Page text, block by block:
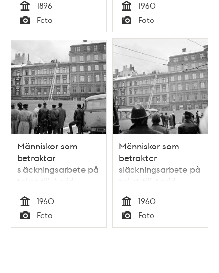
Tid
1896
Typ
Foto Tid
1960
Typ
Foto
Människor som
betraktar
släckningsarbete på
taket till Arvid
Nordquist HAB,
Biblioteksgatan 27
Tid
1960
Typ
Foto
Människor som
betraktar
släckningsarbete på
taket till Arvid
Nordquist HAB,
Biblioteksgatan 27
Tid
1960
Typ
Foto